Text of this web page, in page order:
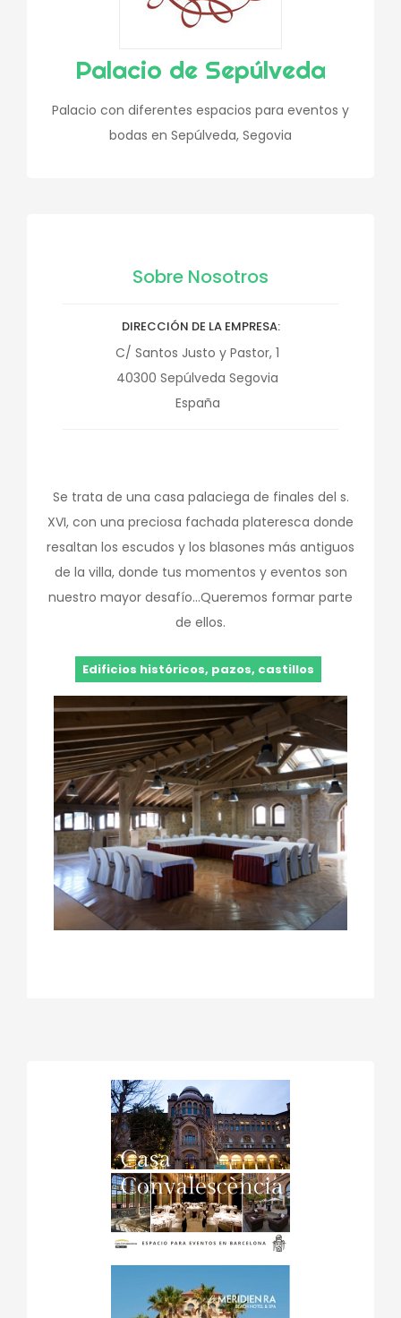
Palacio de Sepúlveda
Palacio con diferentes espacios para eventos y
bodas en Sepúlveda, Segovia
Sobre Nosotros
DIRECCIÓN DE LA EMPRESA
C/ Santos Justo y Pastor, 1
40300 Sepúlveda Segovia
España
Se trata de una casa palaciega de finales del s.
XVI, con una preciosa fachada plateresca donde
resaltan los escudos y los blasones más antiguos
de la villa, donde tus momentos y eventos son
nuestro mayor desafío...Queremos formar parte
de ellos.
Edificios históricos, pazos, castillos